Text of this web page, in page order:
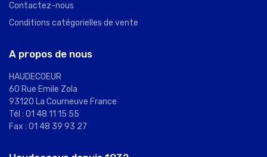
Contactez-nous
Conditions catégorielles de vente
A propos de nous
HAUDECOEUR
60 Rue Emile Zola
93120 La Courneuve France
Tél : 01 48 11 15 55
Fax : 01 48 39 93 27